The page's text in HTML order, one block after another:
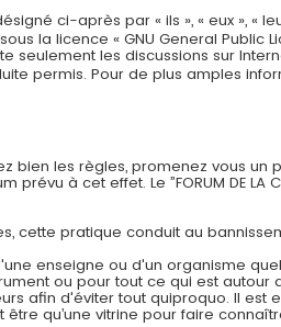
ci-après par « ils », « eux », «
la licence « GNU General
seulement les discussions sur
permis. Pour de plus amples
bien les règles, promenez vous
prévu à cet effet. Le ”FORUM DE
cette pratique conduit au
enseigne ou d'un organisme
ou pour tout ce qui est autour
afin d'éviter tout quiproquo. Il
qu’une vitrine pour faire